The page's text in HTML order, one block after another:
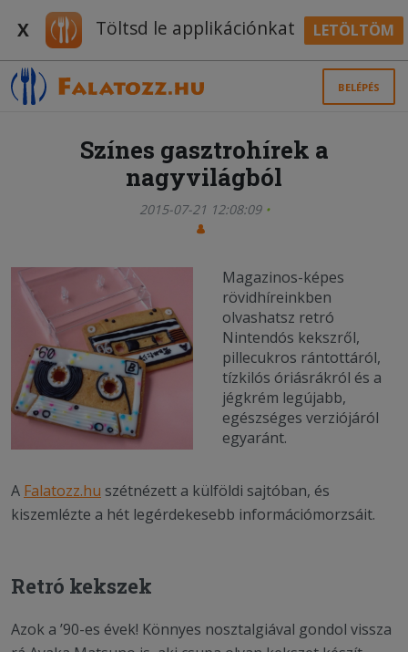
X Töltsd le applikációnkat LETÖLTÖM
BELÉPÉS
Színes gasztrohírek a
nagyvilágból
2015-07-21 12:08:09
Magazinos-képes
rövidhíreinkben
olvashatsz retró
Nintendós kekszről,
pillecukros rántottáról,
tízkilós óriásrákról és a
jégkrém legújabb,
egészséges verziójáról
egyaránt.
A Falatozz.hu szétnézett a külföldi sajtóban, és
kiszemlézte a hét legérdekesebb információmorzsáit.
Retró kekszek
Azok a ’90-es évek! Könnyes nosztalgiával gondol vissza